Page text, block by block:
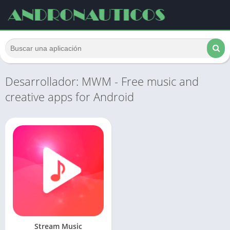
Desarrollador: MWM - Free music and
creative apps for Android
Stream Music